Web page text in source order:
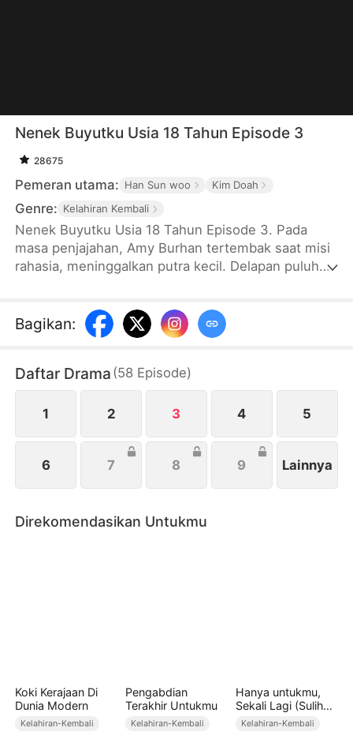
Nenek Buyutku Usia 18 Tahun Episode 3
28675
Pemeran utama: Han Sun woo Kim Doah
Genre: Kelahiran Kembali
Nenek Buyutku Usia 18 Tahun Episode 3. Pada
masa penjajahan, Amy Burhan tertembak saat misi
rahasia, meninggalkan putra kecil. Delapan puluh
Dirga, kini Ketua Dewan Grup Krisna yang sudah
tua dan koma. Di tengah konflik dengan Ben dan
kembali keluarganya. Saat kabar Arya akan sadar
terdengar, Amy bergegas menemuinya—kali ini, ia
tak akan terlambat.
Bagikan:
Daftar Drama (58 Episode)
1 2 3 4 5
6 7 8 9 Lainnya
Direkomendasikan Untukmu
Koki Kerajaan Di
Dunia Modern
Kelahiran-Kembali
Pengabdian
Terakhir Untukmu
Kelahiran-Kembali
Hanya untukmu,
Sekali Lagi (Sulih
Suara)
Kelahiran-Kembali